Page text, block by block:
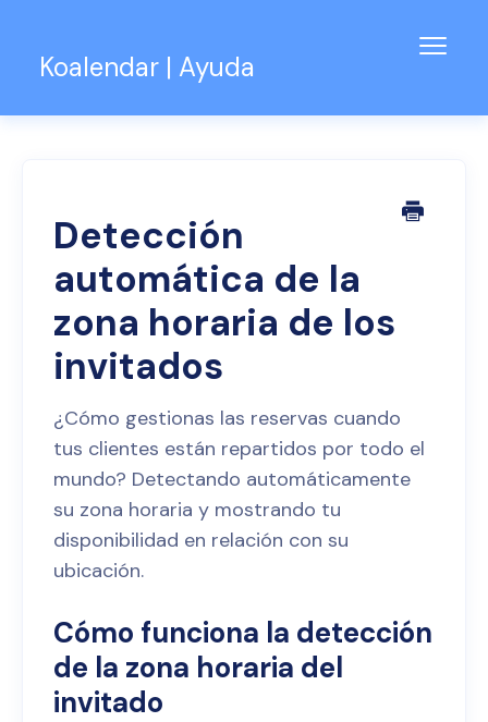
Koalendar | Ayuda
Contacto
Detección
automática de la
zona horaria de los
invitados
¿Cómo gestionas las reservas cuando
tus clientes están repartidos por todo el
mundo? Detectando automáticamente
su zona horaria y mostrando tu
disponibilidad en relación con su
ubicación.
Cómo funciona la detección
de la zona horaria del
invitado